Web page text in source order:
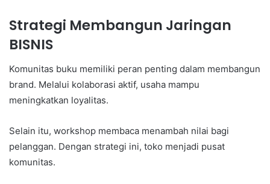
Strategi Membangun Jaringan
BISNIS
Komunitas buku memiliki peran penting dalam membangun
brand. Melalui kolaborasi aktif, usaha mampu
meningkatkan loyalitas.
Selain itu, workshop membaca menambah nilai bagi
pelanggan. Dengan strategi ini, toko menjadi pusat
komunitas.